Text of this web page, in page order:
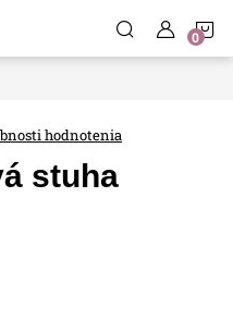
hodnotenia
stuha